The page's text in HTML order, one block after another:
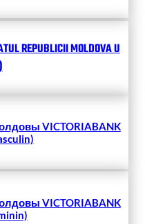
REPUBLICII MOLDOVA U
VICTORIABANK
VICTORIABANK